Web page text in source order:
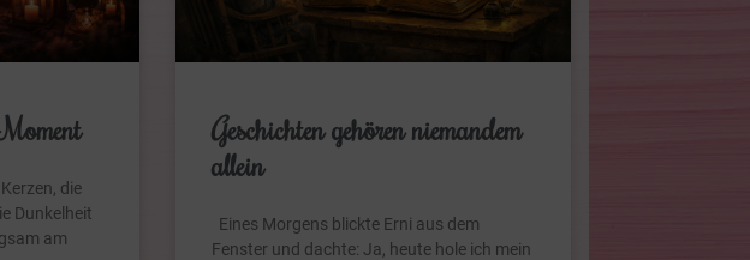
die
Dunkelheit
am
Geschichten gehören niemandem
allein
Eines Morgens blickte Erni aus dem
Fenster und dachte: Ja, heute hole ich mein